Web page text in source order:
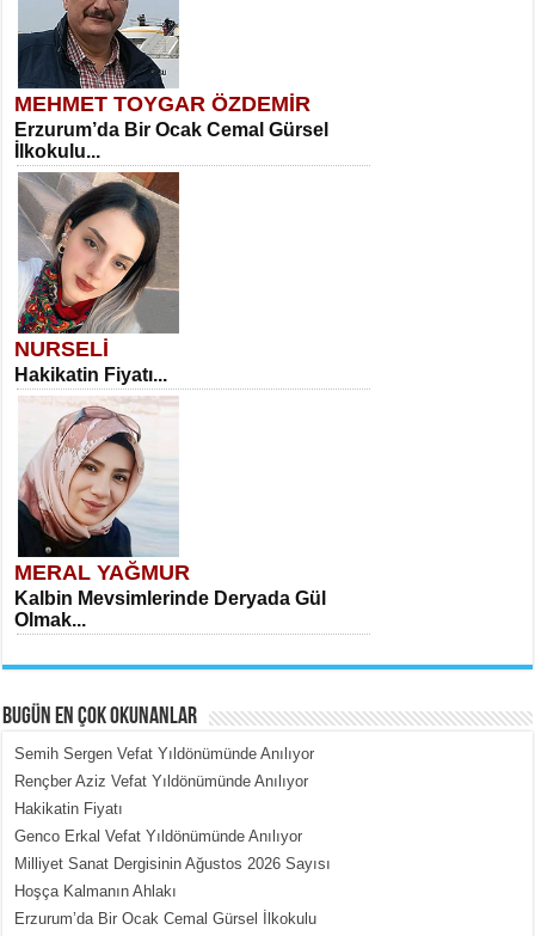
MEHMET TOYGAR ÖZDEMİR
Erzurum’da Bir Ocak Cemal Gürsel
İlkokulu...
NURSELİ
Hakikatin Fiyatı...
MERAL YAĞMUR
Kalbin Mevsimlerinde Deryada Gül
Olmak...
MEHMET ÇOBAN
İçerdeki Put Dışardaki Maskeler...
BUGÜN EN ÇOK OKUNANLAR
Semih Sergen Vefat Yıldönümünde Anılıyor
Rençber Aziz Vefat Yıldönümünde Anılıyor
Hakikatin Fiyatı
Genco Erkal Vefat Yıldönümünde Anılıyor
Milliyet Sanat Dergisinin Ağustos 2026 Sayısı
Hoşça Kalmanın Ahlakı
Erzurum’da Bir Ocak Cemal Gürsel İlkokulu